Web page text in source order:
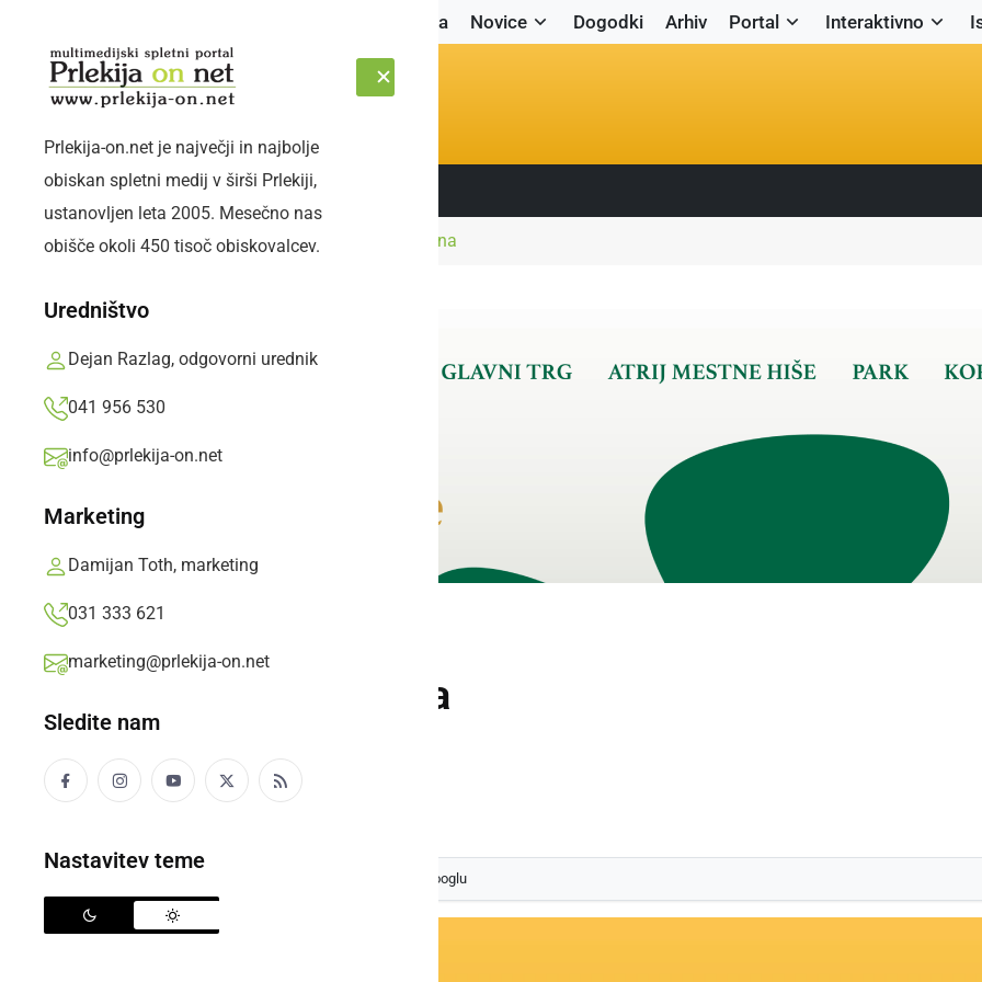
Naslovnica Novice Dogodki Arhiv Portal Interaktivno
SOBOTA, 8. AVGUST 2026 Sledite nam:
Prlekija-on.net je največji in najbolje
obiskan spletni medij v širši Prlekiji,
ustanovljen leta 2005. Mesečno nas
obišče okoli 450 tisoč obiskovalcev.
Uredništvo
Dejan Razlag, odgovorni urednik
041 956 530
info@prlekija-on.net
Marketing
Damijan Toth, marketing
031 333 621
marketing@prlekija-on.net
Sledite nam
Nastavitev teme
Naslovnica Gospodarstvo Prlekija pokrajina
Prlekija pokrajina
Pokrajine
Prlekija-on.net,petek, 30. marec 2007 ob 11:35
kot svoj prednostni vir na Googlu